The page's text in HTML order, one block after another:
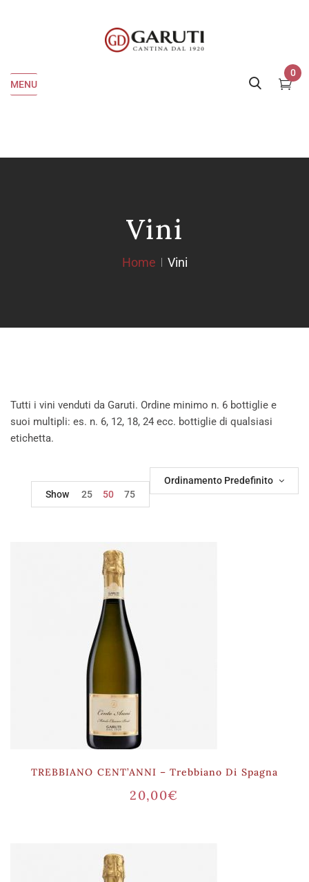
MENU
0
Vini
Home Vini
Tutti i vini venduti da Garuti. Ordine minimo n. 6 bottiglie e
suoi multipli: es. n. 6, 12, 18, 24 ecc. bottiglie di qualsiasi
etichetta.
Ordinamento Predefinito
Show
25 50 75
TREBBIANO CENT’ANNI – Trebbiano Di Spagna
20,00€